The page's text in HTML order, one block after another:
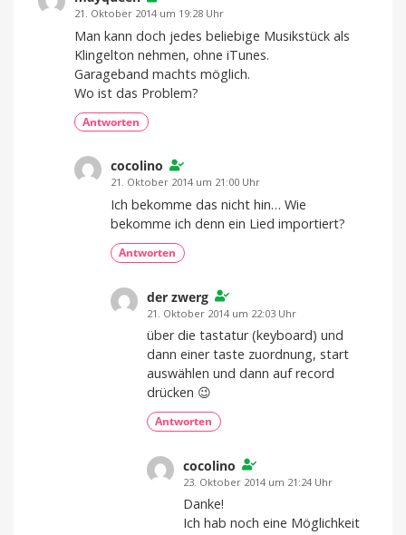
21. Oktober 2014 um 19:28 Uhr
Man kann doch jedes beliebige Musikstück als
Klingelton nehmen, ohne iTunes.
Garageband machts möglich.
Wo ist das Problem?
Antworten
cocolino
21. Oktober 2014 um 21:00 Uhr
Ich bekomme das nicht hin… Wie
bekomme ich denn ein Lied importiert?
Antworten
der zwerg
21. Oktober 2014 um 22:03 Uhr
über die tastatur (keyboard) und
dann einer taste zuordnung, start
auswählen und dann auf record
drücken 😉
Antworten
cocolino
23. Oktober 2014 um 21:24 Uhr
Danke!
Ich hab noch eine Möglichkeit